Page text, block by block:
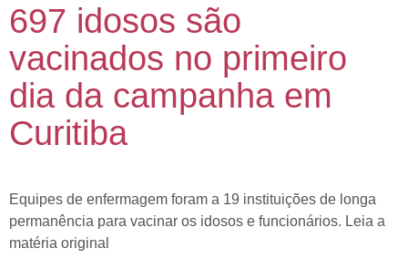
697 idosos são
vacinados no primeiro
dia da campanha em
Curitiba
Equipes de enfermagem foram a 19 instituições de longa
permanência para vacinar os idosos e funcionários. Leia a
matéria original